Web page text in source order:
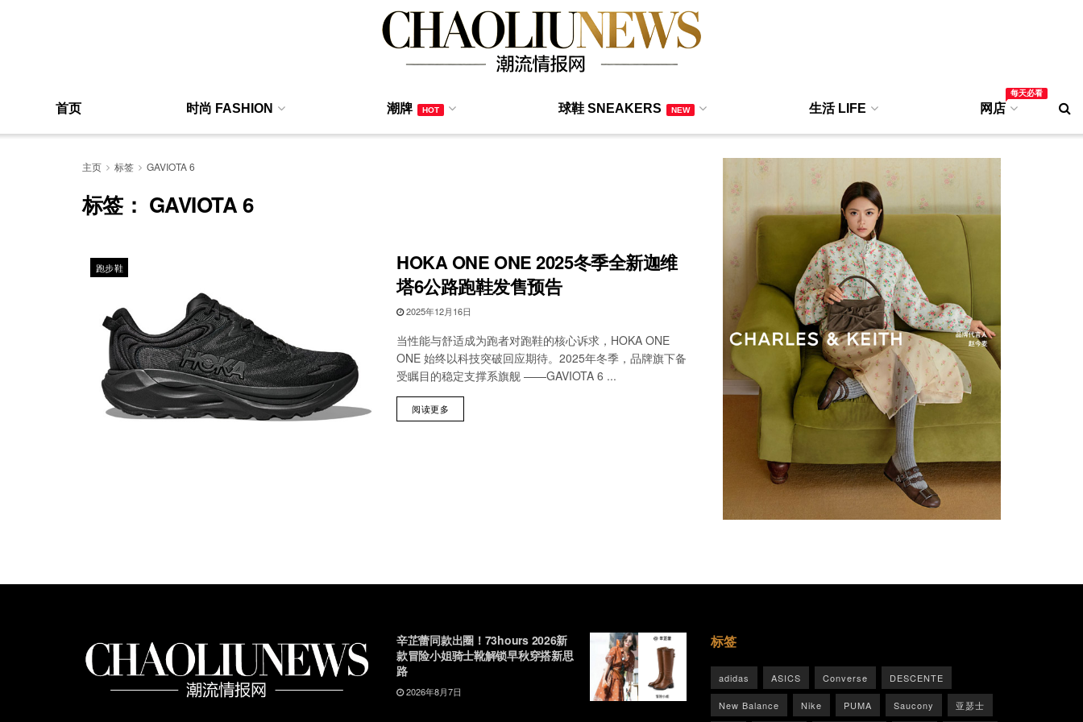
首页 时尚 FASHION 潮牌 HOT 球鞋 SNEAKERS NEW 生活 LIFE 网店
每天必看
主页 标签 GAVIOTA 6
标签： GAVIOTA 6
跑步鞋
HOKA ONE ONE 2025冬季全新迦维
塔6公路跑鞋发售预告
2025年12月16日
当性能与舒适成为跑者对跑鞋的核心诉求，HOKA ONE
ONE 始终以科技突破回应期待。2025年冬季，品牌旗下备
受瞩目的稳定支撑系旗舰 ——GAVIOTA 6 ...
阅读更多
辛芷蕾同款出圈！73hours 2026新
款冒险小姐骑士靴解锁早秋穿搭新思
路
2026年8月7日
标签
adidas ASICS Converse DESCENTE
New Balance Nike PUMA Saucony 亚瑟士